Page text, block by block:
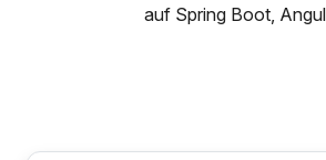
auf Spring Boot,